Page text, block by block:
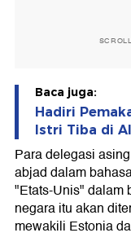
Baca juga:
Hadiri
Istri Tiba di
Para delegasi
abjad dalam
"Etats-Unis" dalam
negara itu akan
mewakili Estonia